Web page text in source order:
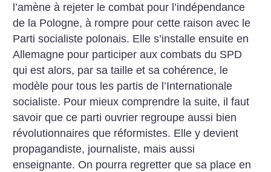
l’amène à rejeter le combat pour l’indépendance
de la Pologne, à rompre pour cette raison avec le
Parti socialiste polonais. Elle s’installe ensuite en
Allemagne pour participer aux combats du SPD
qui est alors, par sa taille et sa cohérence, le
modèle pour tous les partis de l’Internationale
socialiste. Pour mieux comprendre la suite, il faut
savoir que ce parti ouvrier regroupe aussi bien
révolutionnaires que réformistes. Elle y devient
propagandiste, journaliste, mais aussi
enseignante. On pourra regretter que sa place en